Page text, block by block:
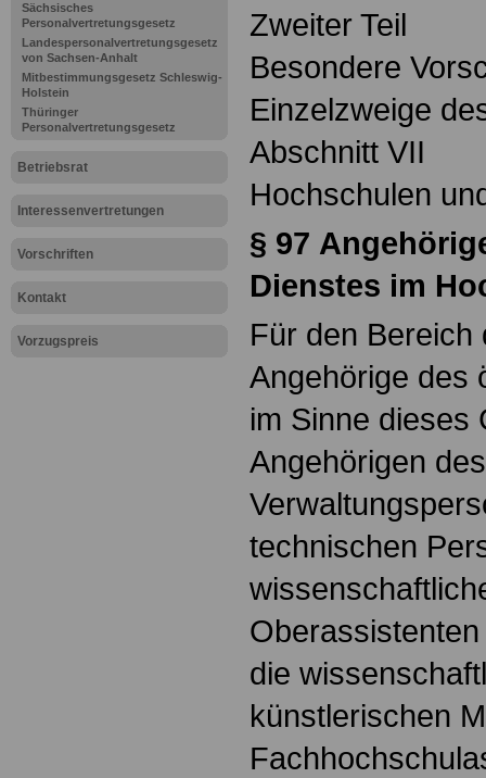
Sächsisches
Personalvertretungsgesetz
Landespersonalvertretungsgesetz
von Sachsen-Anhalt
Mitbestimmungsgesetz Schleswig-
Holstein
Thüringer
Personalvertretungsgesetz
Betriebsrat
Interessenvertretungen
Vorschriften
Kontakt
Vorzugspreis
Zweiter Teil
Besondere
Einzelzweige
Abschnitt VII
Hochschulen
§ 97
Dienstes im
Für den
Angehörige des
im Sinne dieses
Angehörigen des
technischen
die
künstlerischen